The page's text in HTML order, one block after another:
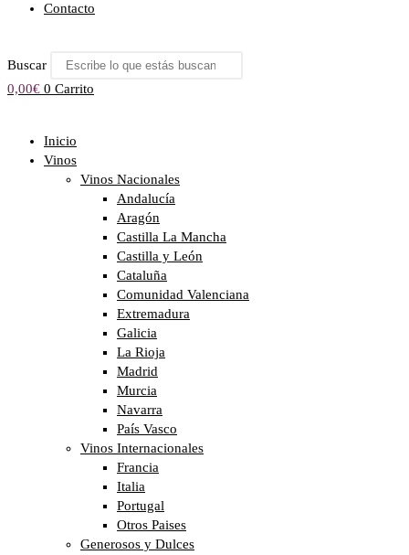
Contacto
Buscar
0,00€ 0 Carrito
Inicio
Vinos
Vinos Nacionales
Andalucía
Aragón
Castilla La Mancha
Castilla y León
Cataluña
Comunidad Valenciana
Extremadura
Galicia
La Rioja
Madrid
Murcia
Navarra
País Vasco
Vinos Internacionales
Francia
Italia
Portugal
Otros Paises
Generosos y Dulces